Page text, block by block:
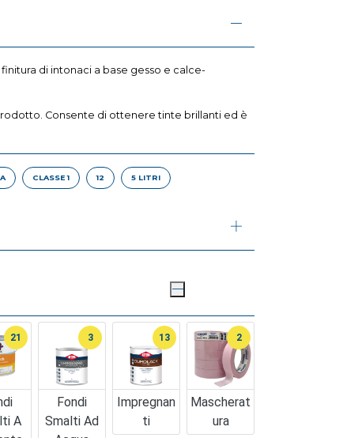
finitura di intonaci a base gesso e calce-
Consente di ottenere tinte brillanti ed è
CLASSE 1 12 5 LITRI
A
21
Fondi
Smalti Ad
3
Impregnan
Ti
13
Mascherat
Ura
2